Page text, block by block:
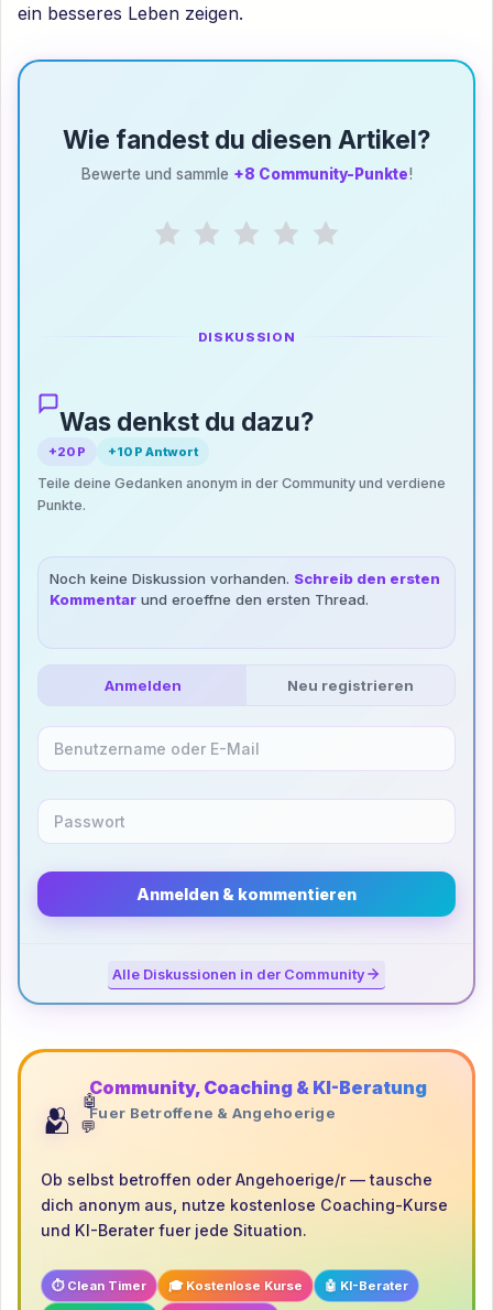
ein besseres Leben zeigen.
Wie fandest du diesen Artikel?
Bewerte und sammle +8 Community-Punkte!
DISKUSSION
Was denkst du dazu?
+20 P +10 P Antwort
Teile deine Gedanken anonym in der Community und verdiene
Punkte.
Noch keine Diskussion vorhanden. Schreib den ersten
Kommentar und eroeffne den ersten Thread.
Anmelden Neu registrieren
Anmelden & kommentieren
Alle Diskussionen in der Community
🫂 💬
🤖
Community, Coaching & KI-Beratung
Fuer Betroffene & Angehoerige
Ob selbst betroffen oder Angehoerige/r — tausche
dich anonym aus, nutze kostenlose Coaching-Kurse
und KI-Berater fuer jede Situation.
⏱️ Clean Timer 🎓 Kostenlose Kurse 🤖 KI-Berater